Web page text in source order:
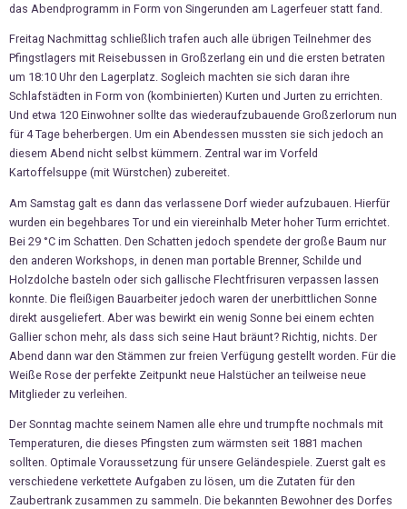
das Abendprogramm in Form von Singerunden am Lagerfeuer statt fand.
Freitag Nachmittag schließlich trafen auch alle übrigen Teilnehmer des
Pfingstlagers mit Reisebussen in Großzerlang ein und die ersten betraten
um 18:10 Uhr den Lagerplatz. Sogleich machten sie sich daran ihre
Schlafstädten in Form von (kombinierten) Kurten und Jurten zu errichten.
Und etwa 120 Einwohner sollte das wiederaufzubauende Großzerlorum nun
für 4 Tage beherbergen. Um ein Abendessen mussten sie sich jedoch an
diesem Abend nicht selbst kümmern. Zentral war im Vorfeld
Kartoffelsuppe (mit Würstchen) zubereitet.
Am Samstag galt es dann das verlassene Dorf wieder aufzubauen. Hierfür
wurden ein begehbares Tor und ein viereinhalb Meter hoher Turm errichtet.
Bei 29 °C im Schatten. Den Schatten jedoch spendete der große Baum nur
den anderen Workshops, in denen man portable Brenner, Schilde und
Holzdolche basteln oder sich gallische Flechtfrisuren verpassen lassen
konnte. Die fleißigen Bauarbeiter jedoch waren der unerbittlichen Sonne
direkt ausgeliefert. Aber was bewirkt ein wenig Sonne bei einem echten
Gallier schon mehr, als dass sich seine Haut bräunt? Richtig, nichts. Der
Abend dann war den Stämmen zur freien Verfügung gestellt worden. Für die
Weiße Rose der perfekte Zeitpunkt neue Halstücher an teilweise neue
Mitglieder zu verleihen.
Der Sonntag machte seinem Namen alle ehre und trumpfte nochmals mit
Temperaturen, die dieses Pfingsten zum wärmsten seit 1881 machen
sollten. Optimale Voraussetzung für unsere Geländespiele. Zuerst galt es
verschiedene verkettete Aufgaben zu lösen, um die Zutaten für den
Zaubertrank zusammen zu sammeln. Die bekannten Bewohner des Dorfes